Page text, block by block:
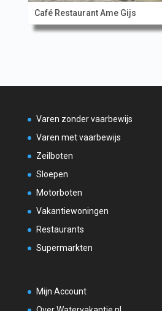
Café Restaurant Ame Gijs
Varen zonder vaarbewijs
Varen met vaarbewijs
Zeilboten
Sloepen
Motorboten
Vakantiewoningen
Restaurants
Supermarkten
Mijn Account